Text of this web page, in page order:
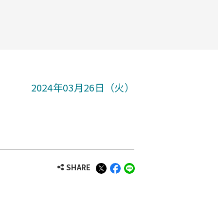
2024年03月26日（火）
SHARE